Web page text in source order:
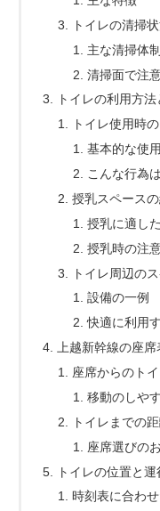
トイレの清掃
主な清掃体制
清掃面で注
トイレの利用方
トイレ使用時
基本的な使
こんな行為
授乳スペース
授乳に適し
授乳時の注
トイレ周辺の
設備の一例
快適に利用
上越新幹線の座
座席からのト
移動のしや
トイレまでの
座席選びの
トイレの位置と
時刻表に合わ